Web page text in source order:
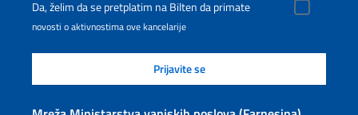
Da, želim da se pretplatim na Bilten da primate
novosti o aktivnostima ove kancelarije